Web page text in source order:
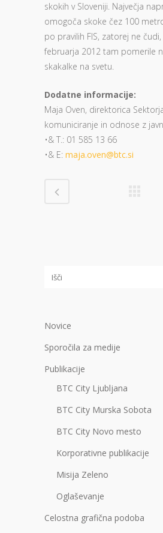
skokih v Sloveniji. Največja
omogoča skoke čez 100
po pravilih FIS, zatorej ne
februarja 2012 tam pomerile
skakalke na svetu.
Dodatne informacije:
Maja Oven, direktorica
komuniciranje in odnose z
•& T.: 01 585 13 66
•& E: maja.oven@btc.si
Novice
Sporočila za medije
Publikacije
BTC City Ljubljana
BTC City Murska Sobota
BTC City Novo mesto
Korporativne publikacije
Misija Zeleno
Oglaševanje
Celostna grafična podoba